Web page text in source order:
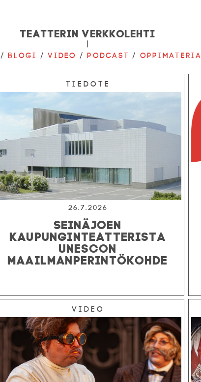
Teatterin verkkolehti
|
/Blogi /Video /Podcast /
Tiedote
26.7.2026
SEINÄJOEN
KAUPUNGINTEATTERISTA
UNESCON
MAAILMANPERINTÖKOHDE
Video